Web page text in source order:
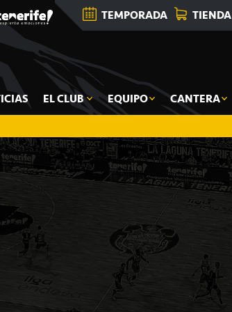
TEMPORADA TIENDA
EL CLUB EQUIPO CANTERA